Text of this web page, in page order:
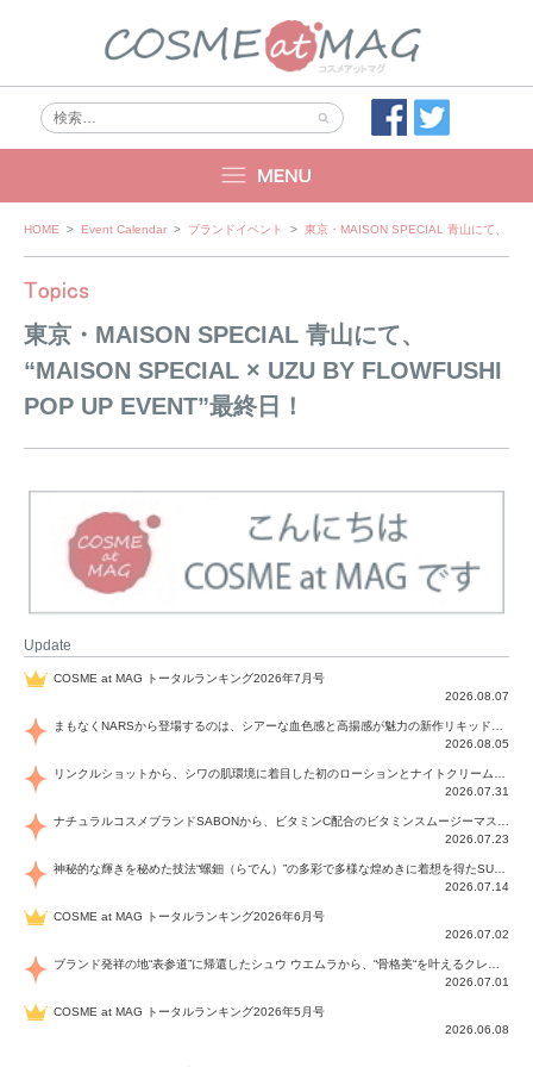
Skip
HOME > Event Calendar > ブランドイベント > 東京・MAISON SPECIAL 青山にて、
東京・MAISON SPECIAL 青山にて、
“MAISON SPECIAL × UZU BY FLOWFUSHI
POP UP EVENT”最終日！
Update
COSME at MAG トータルランキング2026年7月号
2026.08.07
まもなくNARSから登場するのは、シアーな血色感と高揚感が魅力の新作リキッドブラッシュ「インセイシャブル リキッドブラッシュ」と、ゴールデンアワーに染まる空にインスピレーションを得た「アフターグロー リップシャイン」の新色！夏をハックして！
2026.08.05
リンクルショットから、シワの肌環境に着目した初のローションとナイトクリームが登場！デイリーケアで、シワ特有の肌環境を改善し、シワが目立たない肌へと導きます。
2026.07.31
ナチュラルコスメブランドSABONから、ビタミンC配合のビタミンスムージーマスク「ラディアンスマスク」と、ペパーミントにオーガニックハーブを凝縮したジェルの涼感トリートメント美容液「スカルプセラム リフレッシング」が登場！日々のデイリーケアで、過酷な猛暑で疲れた肌や頭皮をサポート、心地よくリフレッシュし、優しく肌を整えます。
2026.07.23
神秘的な輝きを秘めた技法“螺鈿（らでん）”の多彩で多様な煌めきに着想を得たSUQQUの2026 秋 カラーコレクションから登場するのは、艶然と輝くアイシャドウや偏光パールを配したフェイスカラー、繊細なパールの煌めくネイル、そしてそれらを際立てる“朧げな艶”を秘めた新リクイドリップ「ブラー リクイド リップ」。強さを秘めたまろやかな洗練の表情に。
2026.07.14
COSME at MAG トータルランキング2026年6月号
2026.07.02
ブランド発祥の地“表参道”に帰還したシュウ ウエムラから、“骨格美“を叶えるクレヨンタイプのフェイスカラー「スカルプト クレヨン」と、ブランド初のリノベーションで進化した名品アイブロウ「ハード フォーミュラ ハード 10」が登場！
2026.07.01
COSME at MAG トータルランキング2026年5月号
2026.06.08